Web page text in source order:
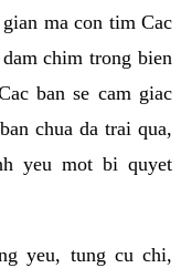
ma con tim Cac
chim trong bien
ban se cam giac
chua da trai qua,
yeu mot bi quyet
yeu, tung cu chi,